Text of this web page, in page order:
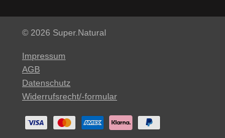
© 2026 Super.Natural
Impressum
AGB
Datenschutz
Widerrufsrecht/-formular